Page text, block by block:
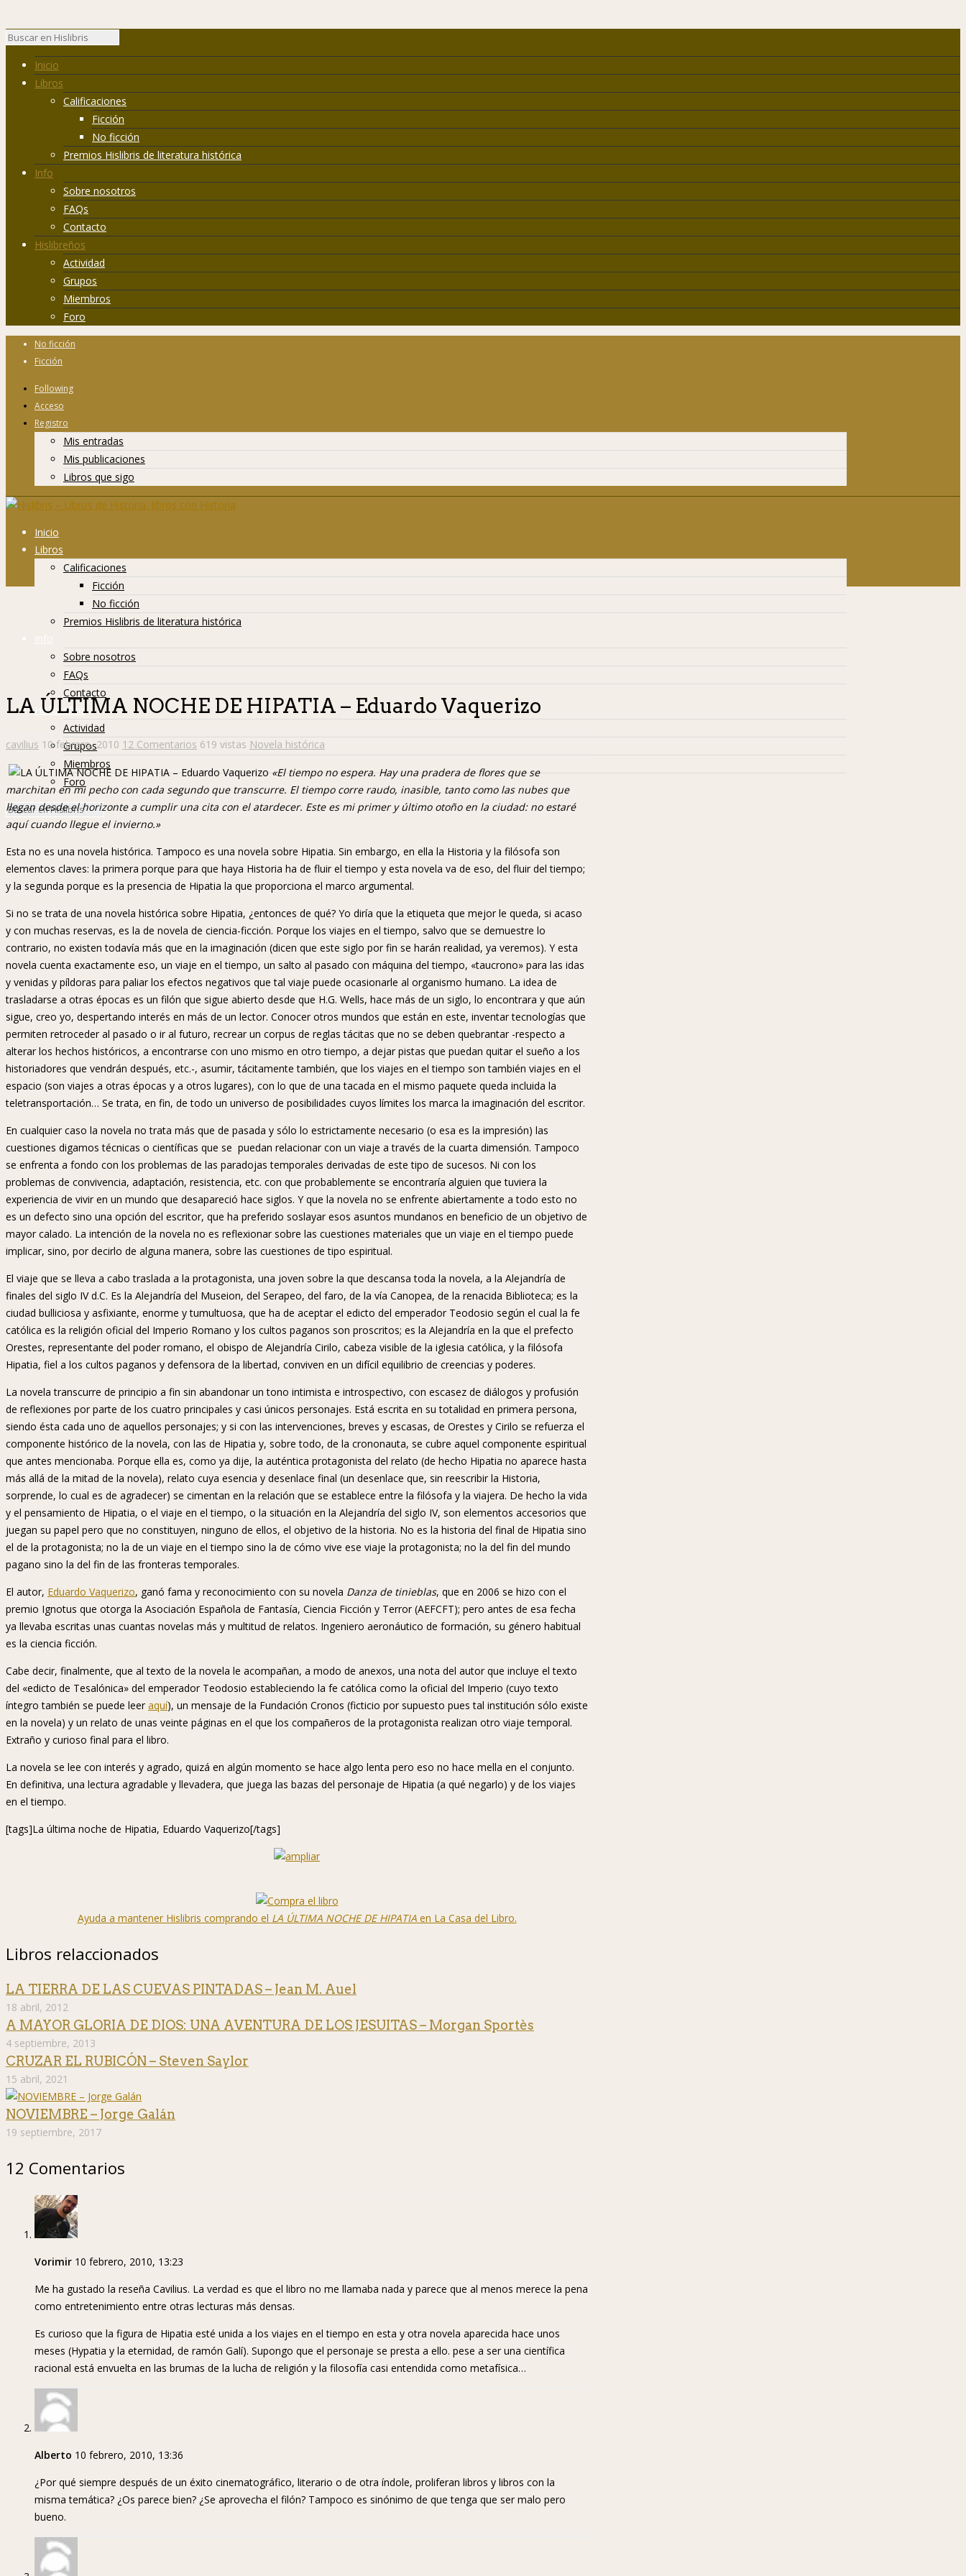
Inicio
Libros
Calificaciones
Ficción
No ficción
Premios Hislibris de literatura histórica
Info
Sobre nosotros
FAQs
Contacto
Hislibreños
Actividad
Grupos
Miembros
Foro
No ficción
Ficción
Following
Acceso
Registro
Mis entradas
Mis publicaciones
Libros que sigo
Inicio
Libros
Calificaciones
Ficción
No ficción
Premios Hislibris de literatura histórica
Info
Sobre nosotros
FAQs
Contacto
Hislibreños
Actividad
Grupos
Miembros
Foro
LA ÚLTIMA NOCHE DE HIPATIA – Eduardo Vaquerizo
cavilius 10 febrero, 2010 12 Comentarios 619 vistas Novela histórica
«El tiempo no espera. Hay una pradera de flores que se
marchitan en mi pecho con cada segundo que transcurre. El tiempo corre raudo, inasible, tanto como las nubes que
llegan desde el horizonte a cumplir una cita con el atardecer. Este es mi primer y último otoño en la ciudad: no estaré
aquí cuando llegue el invierno.»
Esta no es una novela histórica. Tampoco es una novela sobre Hipatia. Sin embargo, en ella la Historia y la filósofa son
elementos claves: la primera porque para que haya Historia ha de fluir el tiempo y esta novela va de eso, del fluir del tiempo;
y la segunda porque es la presencia de Hipatia la que proporciona el marco argumental.
Si no se trata de una novela histórica sobre Hipatia, ¿entonces de qué? Yo diría que la etiqueta que mejor le queda, si acaso
y con muchas reservas, es la de novela de ciencia-ficción. Porque los viajes en el tiempo, salvo que se demuestre lo
contrario, no existen todavía más que en la imaginación (dicen que este siglo por fin se harán realidad, ya veremos). Y esta
novela cuenta exactamente eso, un viaje en el tiempo, un salto al pasado con máquina del tiempo, «taucrono» para las idas
y venidas y píldoras para paliar los efectos negativos que tal viaje puede ocasionarle al organismo humano. La idea de
trasladarse a otras épocas es un filón que sigue abierto desde que H.G. Wells, hace más de un siglo, lo encontrara y que aún
sigue, creo yo, despertando interés en más de un lector. Conocer otros mundos que están en este, inventar tecnologías que
permiten retroceder al pasado o ir al futuro, recrear un corpus de reglas tácitas que no se deben quebrantar -respecto a
alterar los hechos históricos, a encontrarse con uno mismo en otro tiempo, a dejar pistas que puedan quitar el sueño a los
historiadores que vendrán después, etc.-, asumir, tácitamente también, que los viajes en el tiempo son también viajes en el
espacio (son viajes a otras épocas y a otros lugares), con lo que de una tacada en el mismo paquete queda incluida la
teletransportación… Se trata, en fin, de todo un universo de posibilidades cuyos límites los marca la imaginación del escritor.
En cualquier caso la novela no trata más que de pasada y sólo lo estrictamente necesario (o esa es la impresión) las
cuestiones digamos técnicas o científicas que se puedan relacionar con un viaje a través de la cuarta dimensión. Tampoco
se enfrenta a fondo con los problemas de las paradojas temporales derivadas de este tipo de sucesos. Ni con los
problemas de convivencia, adaptación, resistencia, etc. con que probablemente se encontraría alguien que tuviera la
experiencia de vivir en un mundo que desapareció hace siglos. Y que la novela no se enfrente abiertamente a todo esto no
es un defecto sino una opción del escritor, que ha preferido soslayar esos asuntos mundanos en beneficio de un objetivo de
mayor calado. La intención de la novela no es reflexionar sobre las cuestiones materiales que un viaje en el tiempo puede
implicar, sino, por decirlo de alguna manera, sobre las cuestiones de tipo espiritual.
El viaje que se lleva a cabo traslada a la protagonista, una joven sobre la que descansa toda la novela, a la Alejandría de
finales del siglo IV d.C. Es la Alejandría del Museion, del Serapeo, del faro, de la vía Canopea, de la renacida Biblioteca; es la
ciudad bulliciosa y asfixiante, enorme y tumultuosa, que ha de aceptar el edicto del emperador Teodosio según el cual la fe
católica es la religión oficial del Imperio Romano y los cultos paganos son proscritos; es la Alejandría en la que el prefecto
Orestes, representante del poder romano, el obispo de Alejandría Cirilo, cabeza visible de la iglesia católica, y la filósofa
Hipatia, fiel a los cultos paganos y defensora de la libertad, conviven en un difícil equilibrio de creencias y poderes.
La novela transcurre de principio a fin sin abandonar un tono intimista e introspectivo, con escasez de diálogos y profusión
de reflexiones por parte de los cuatro principales y casi únicos personajes. Está escrita en su totalidad en primera persona,
siendo ésta cada uno de aquellos personajes; y si con las intervenciones, breves y escasas, de Orestes y Cirilo se refuerza el
componente histórico de la novela, con las de Hipatia y, sobre todo, de la crononauta, se cubre aquel componente espiritual
que antes mencionaba. Porque ella es, como ya dije, la auténtica protagonista del relato (de hecho Hipatia no aparece hasta
más allá de la mitad de la novela), relato cuya esencia y desenlace final (un desenlace que, sin reescribir la Historia,
sorprende, lo cual es de agradecer) se cimentan en la relación que se establece entre la filósofa y la viajera. De hecho la vida
y el pensamiento de Hipatia, o el viaje en el tiempo, o la situación en la Alejandría del siglo IV, son elementos accesorios que
juegan su papel pero que no constituyen, ninguno de ellos, el objetivo de la historia. No es la historia del final de Hipatia sino
el de la protagonista; no la de un viaje en el tiempo sino la de cómo vive ese viaje la protagonista; no la del fin del mundo
pagano sino la del fin de las fronteras temporales.
El autor, Eduardo Vaquerizo, ganó fama y reconocimiento con su novela Danza de tinieblas, que en 2006 se hizo con el
premio Ignotus que otorga la Asociación Española de Fantasía, Ciencia Ficción y Terror (AEFCFT); pero antes de esa fecha
ya llevaba escritas unas cuantas novelas más y multitud de relatos. Ingeniero aeronáutico de formación, su género habitual
es la ciencia ficción.
Cabe decir, finalmente, que al texto de la novela le acompañan, a modo de anexos, una nota del autor que incluye el texto
del «edicto de Tesalónica» del emperador Teodosio estableciendo la fe católica como la oficial del Imperio (cuyo texto
íntegro también se puede leer aquí), un mensaje de la Fundación Cronos (ficticio por supuesto pues tal institución sólo existe
en la novela) y un relato de unas veinte páginas en el que los compañeros de la protagonista realizan otro viaje temporal.
Extraño y curioso final para el libro.
La novela se lee con interés y agrado, quizá en algún momento se hace algo lenta pero eso no hace mella en el conjunto.
En definitiva, una lectura agradable y llevadera, que juega las bazas del personaje de Hipatia (a qué negarlo) y de los viajes
en el tiempo.
[tags]La última noche de Hipatia, Eduardo Vaquerizo[/tags]
Ayuda a mantener Hislibris comprando el LA ÚLTIMA NOCHE DE HIPATIAen La Casa del Libro.
Libros relaccionados
LA TIERRA DE LAS CUEVAS PINTADAS – Jean M. Auel
18 abril, 2012
A MAYOR GLORIA DE DIOS: UNA AVENTURA DE LOS JESUITAS – Morgan Sportès
4 septiembre, 2013
CRUZAR EL RUBICÓN – Steven Saylor
15 abril, 2021
NOVIEMBRE – Jorge Galán
19 septiembre, 2017
12 Comentarios
Vorimir 10 febrero, 2010, 13:23
Me ha gustado la reseña Cavilius. La verdad es que el libro no me llamaba nada y parece que al menos merece la pena
como entretenimiento entre otras lecturas más densas.
Es curioso que la figura de Hipatia esté unida a los viajes en el tiempo en esta y otra novela aparecida hace unos
meses (Hypatia y la eternidad, de ramón Galí). Supongo que el personaje se presta a ello. pese a ser una científica
racional está envuelta en las brumas de la lucha de religión y la filosofía casi entendida como metafísica…
Alberto 10 febrero, 2010, 13:36
¿Por qué siempre después de un éxito cinematográfico, literario o de otra índole, proliferan libros y libros con la
misma temática? ¿Os parece bien? ¿Se aprovecha el filón? Tampoco es sinónimo de que tenga que ser malo pero
bueno.